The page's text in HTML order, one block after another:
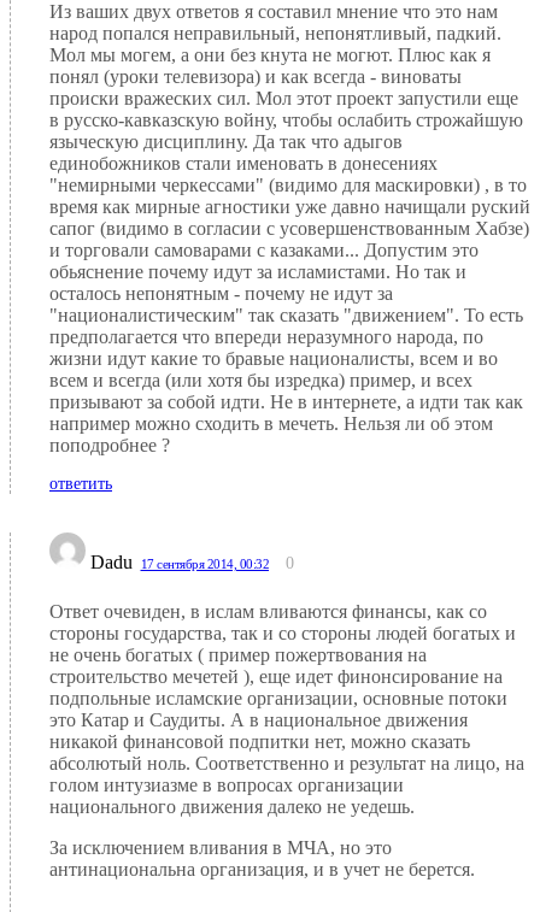
Из ваших двух ответов я составил мнение что это нам
народ попался неправильный, непонятливый, падкий.
Мол мы могем, а они без кнута не могют. Плюс как я
понял (уроки телевизора) и как всегда - виноваты
происки вражеских сил. Мол этот проект запустили еще
в русско-кавказскую войну, чтобы ослабить строжайшую
языческую дисциплину. Да так что адыгов
единобожников стали именовать в донесениях
"немирными черкессами" (видимо для маскировки) , в то
время как мирные агностики уже давно начищали руский
сапог (видимо в согласии с усовершенствованным Хабзе)
и торговали самоварами с казаками... Допустим это
обьяснение почему идут за исламистами. Но так и
осталось непонятным - почему не идут за
"националистическим" так сказать "движением". То есть
предполагается что впереди неразумного народа, по
жизни идут какие то бравые националисты, всем и во
всем и всегда (или хотя бы изредка) пример, и всех
призывают за собой идти. Не в интернете, а идти так как
например можно сходить в мечеть. Нельзя ли об этом
поподробнее ?
ответить
Dadu 17 сентября 2014, 00:32 0
Ответ очевиден, в ислам вливаются финансы, как со
стороны государства, так и со стороны людей богатых и
не очень богатых ( пример пожертвования на
строительство мечетей ), еще идет финонсирование на
подпольные исламские организации, основные потоки
это Катар и Саудиты. А в национальное движения
никакой финансовой подпитки нет, можно сказать
абсолютый ноль. Соответственно и результат на лицо, на
голом интузиазме в вопросах организации
национального движения далеко не уедешь.
За исключением вливания в МЧА, но это
антинациональна организация, и в учет не берется.